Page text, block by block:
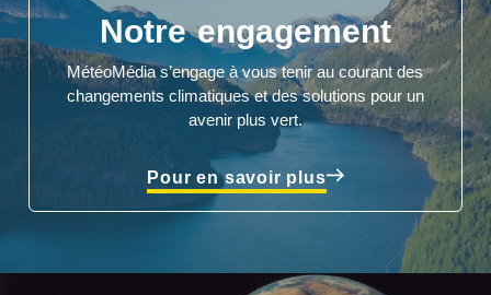
Notre engagement
MétéoMédia s’engage à vous tenir au courant des
changements climatiques et des solutions pour un
avenir plus vert.
Pour en savoir plus